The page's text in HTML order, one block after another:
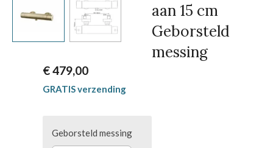
aan 15 cm
Geborsteld
messing
€ 479,00
GRATIS verzending
Geborsteld messing